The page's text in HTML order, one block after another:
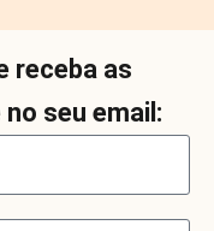
receba as
seu email: